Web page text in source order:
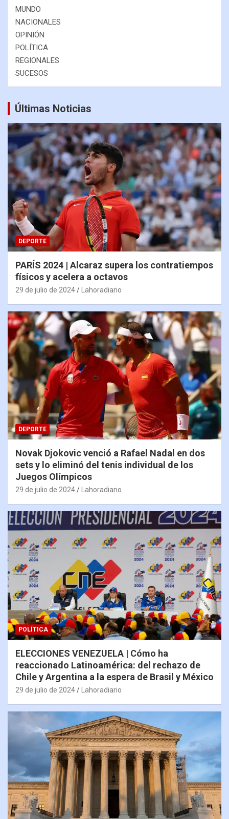
MUNDO
NACIONALES
OPINIÓN
POLÍTICA
REGIONALES
SUCESOS
Últimas Noticias
DEPORTE
PARÍS 2024 | Alcaraz supera los contratiempos
físicos y acelera a octavos
29 de julio de 2024 Lahoradiario
DEPORTE
Novak Djokovic venció a Rafael Nadal en dos
sets y lo eliminó del tenis individual de los
Juegos Olímpicos
29 de julio de 2024 Lahoradiario
POLÍTICA
ELECCIONES VENEZUELA | Cómo ha
reaccionado Latinoamérica: del rechazo de
Chile y Argentina a la espera de Brasil y México
29 de julio de 2024 Lahoradiario